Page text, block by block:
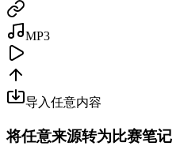
MP3
导入任意内容
将任意来源转为比赛笔记